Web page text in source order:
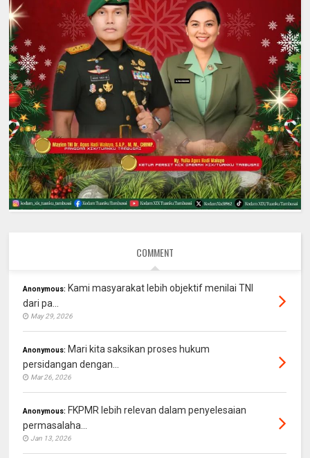
COMMENT
Anonymous: Kami masyarakat lebih objektif menilai TNI
dari pa...
May 29, 2026
Anonymous: Mari kita saksikan proses hukum
persidangan dengan...
Mar 26, 2026
Anonymous: FKPMR lebih relevan dalam penyelesaian
permasalaha...
Jan 13, 2026